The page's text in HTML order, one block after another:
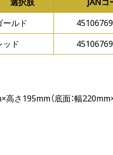
ールド
ッド
さ195mm（底面：幅